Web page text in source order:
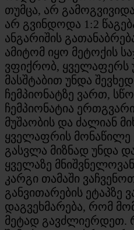
თუმცა, არ
არ გვინდოდა 1:2
ანგარიშის
ამიტომ იყო მეტოქის
ვფიქრობ,
მასშტაბით უნდა
ჩემპიონატზე ვართ,
ჩემპიონატია
მუშაობის და ძალიან
ყველაფრის მონაწილე
გასვლა მიზნად უნდა
ყველაზე
კარგი თამაში
განვითარების ეტაპზე
დაგვეხმარება, რომ
მეტად გავძლიერდეთ.